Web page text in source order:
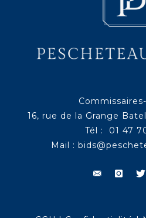
16, rue de la Grange
Tél : 01 47
Mail :